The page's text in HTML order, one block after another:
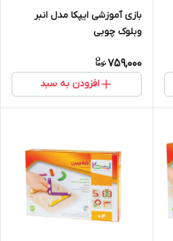
بازی آموزشی ایپکا مدل انبر
وبلوک چوبی
759,000
افزودن به سبد